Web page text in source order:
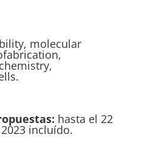
molecular
hasta el 22
incluído.